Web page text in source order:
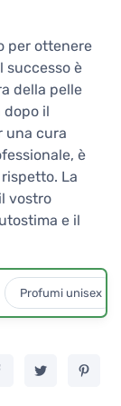
per ottenere
successo è
della pelle
dopo il
una cura
è
La
vostro
e il
Profumi unisex